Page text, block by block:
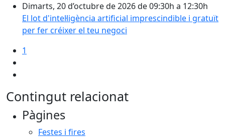
Dimarts, 20 d’octubre de 2026 de 09:30h a 12:30h
El lot d'intel·ligència artificial imprescindible i gratuït
per fer créixer el teu negoci
1
Contingut relacionat
Pàgines
Festes i fires